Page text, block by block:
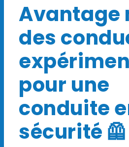
Avantage
des
pour une
conduite
sécurité 🦺